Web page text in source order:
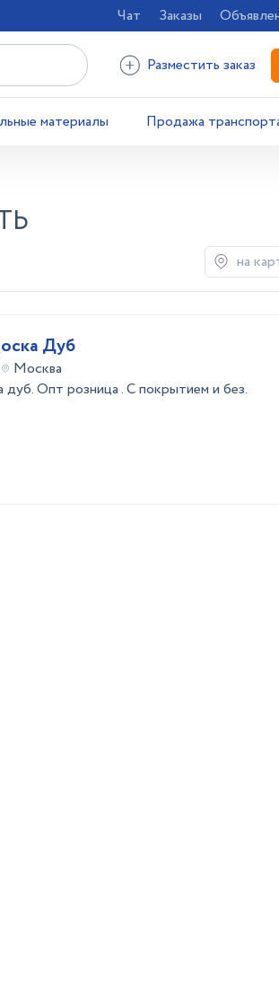
Чат Заказы
Разместить заказ
материалы Продажа
на
Дуб
Москва
Опт розница . С покрытием и без.